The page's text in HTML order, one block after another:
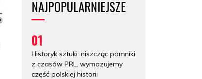
NAJPOPULARNIEJSZE
01
Historyk sztuki: niszcząc pomniki
z czasów PRL, wymazujemy
część polskiej historii